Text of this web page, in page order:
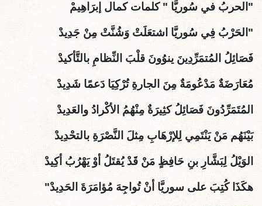
"الحربُ في سُوريَّا " كلمات كمال إبرَاهِيمْ
"الحَرْبُ فِي سُوريَّا اشتعَلَتْ وَشُنَّتْ مِنْ جَدِيدْ
فَصَائِلُ المُتمَرِّدِينَ ينوُونَ قلْبَ النِّظامِ بالتَّأكيدْ
مُعَارَضَةٌ مَدْعُومَةٌ مِنَ الجارةِ تُرْكِيَا دَعمًا شَدِيدْ
المُتَمَرِّدُونَ فَصَائِلُ كثِيرَةٌ مِنْهُمُ الأكْرادُ والعَدِيدْ
بَيْنَهُم مَنْ يَنْتَمِي لِلإرْهَابِ مِثلَ النَّصْرَةِ بالتحْدِيدْ
الوَيْلُ لِبَشَّارِ بنِ حَافِظٍ مَنْ قَدْ يُقتَلُ أوْ يَهْرُبُ أكِيدْ
هكَذَا كُتِبَ على سوريَّا أنْ تُواجِهَ مُؤامَرَةَ الحَدِيدْ"